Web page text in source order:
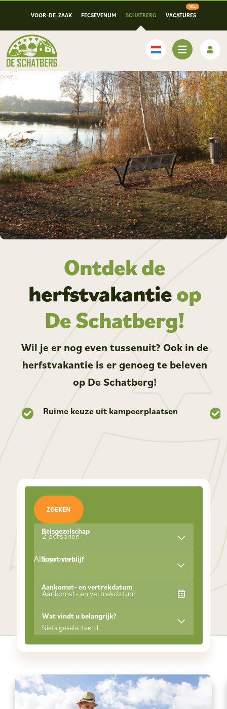
VOOR-DE-ZAAK FECSEVENUM SCHATBERG VACATURES
Nederlands
Ontdek de
herfstvakantieop
De Schatberg!
Wil je er nog even tussenuit? Ook in de
herfstvakantie is er genoeg te beleven
op De Schatberg!
Ruime keuze uit kampeerplaatsen
Soort verblijf
Alle soorten
Aankomst- en vertrekdatum
Reisgezelschap
2 personen
ZOEKEN
Wat vindt u belangrijk?
Niets geselecteerd